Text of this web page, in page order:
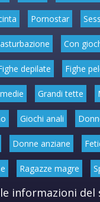
Pornostar
Con
depilate Fighe
Grandi tette
Giochi anali
Donne anziane
Ragazze magre
informazioni del